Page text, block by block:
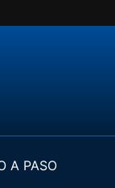
A PASO